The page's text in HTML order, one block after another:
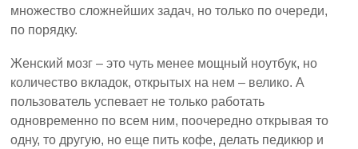
множество сложнейших задач, но только по очереди,
по порядку.
Женский мозг – это чуть менее мощный ноутбук, но
количество вкладок, открытых на нем – велико. А
пользователь успевает не только работать
одновременно по всем ним, поочередно открывая то
одну, то другую, но еще пить кофе, делать педикюр и